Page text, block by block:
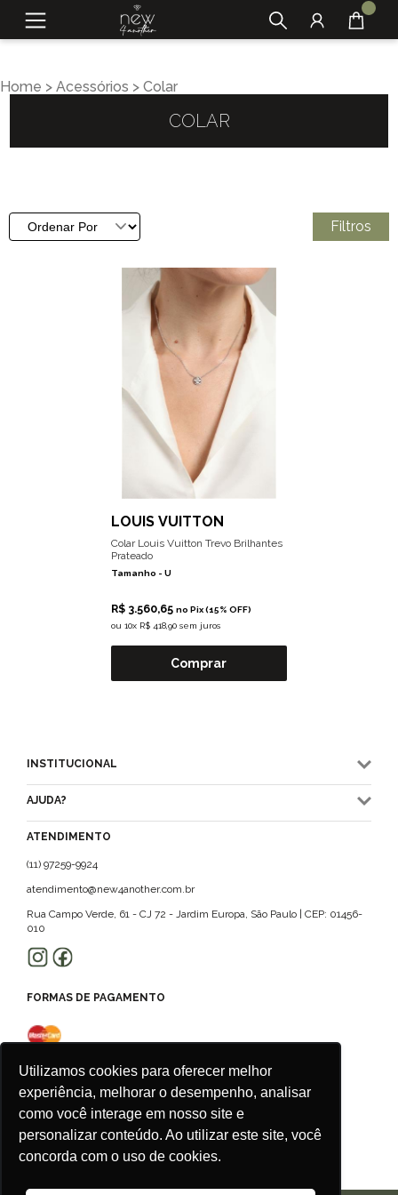
Utilizamos cookies para oferecer melhor
experiência, melhorar o desempenho, analisar
como você interage em nosso site e
personalizar conteúdo. Ao utilizar este site, você
concorda com o uso de cookies.
Home > Acessórios > Colar
COLAR
Filtros
LOUIS VUITTON
Colar Louis Vuitton Trevo Brilhantes
Prateado
Tamanho -U
R$ 3.560,65 no Pix (15% OFF)
ou10x R$ 418,90 sem juros
Comprar
INSTITUCIONAL
AJUDA?
ATENDIMENTO
(11) 97259-9924
atendimento@new4another.com.br
Rua Campo Verde, 61 - CJ 72 - Jardim Europa, São Paulo | CEP: 01456-
010
FORMAS DE PAGAMENTO